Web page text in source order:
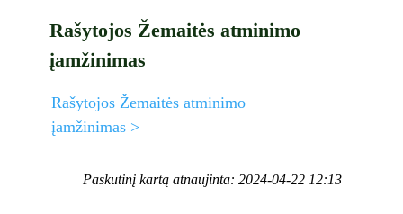
Rašytojos Žemaitės atminimo
įamžinimas
Rašytojos Žemaitės atminimo
įamžinimas >
Paskutinį kartą atnaujinta: 2024-04-22 12:13